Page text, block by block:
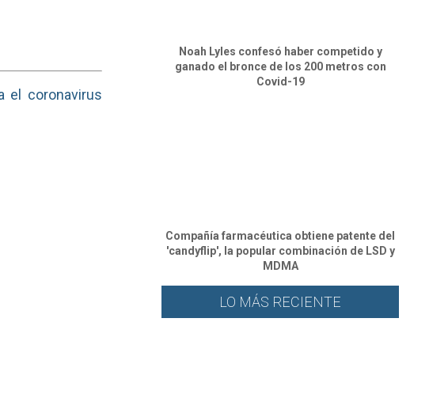
el coronavirus
Noah Lyles confesó haber competido y
ganado el bronce de los 200 metros con
Covid-19
Compañía farmacéutica obtiene patente del
'candyflip', la popular combinación de LSD y
MDMA
LO MÁS RECIENTE